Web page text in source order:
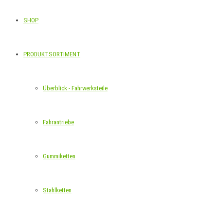
SHOP
PRODUKTSORTIMENT
Überblick - Fahrwerksteile
Fahrantriebe
Gummiketten
Stahlketten